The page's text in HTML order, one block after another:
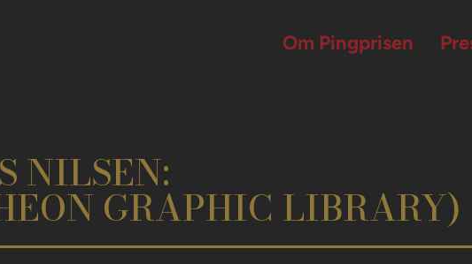
Om Pingprisen
NILSEN:
GRAPHIC LIBRARY)